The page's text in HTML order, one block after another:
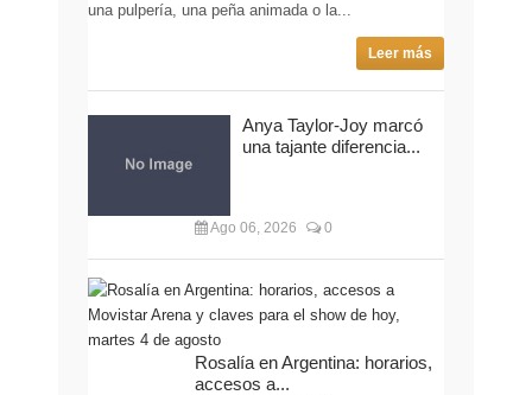
una pulpería, una peña animada o la...
Leer más
Anya Taylor-Joy marcó
una tajante diferencia...
Ago 06, 2026 0
Rosalía en Argentina: horarios,
accesos a...